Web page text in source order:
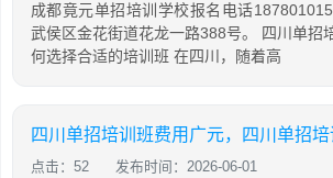
成都竟元单招培训学校报名电话
武侯区金花街道花龙一路388号。 四川单招
何选择合适的培训班 在四川，随着高
点击：52 发布时间：2026-06-01